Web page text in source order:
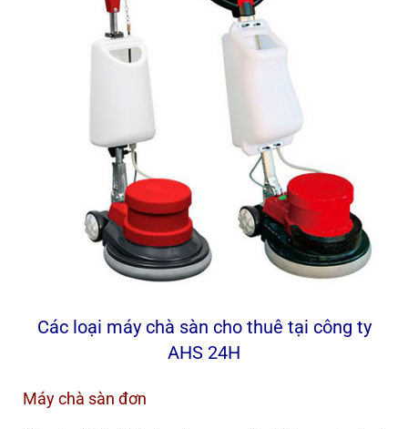
Các loại máy chà sàn cho thuê tại công ty
AHS 24H
Máy chà sàn đơn